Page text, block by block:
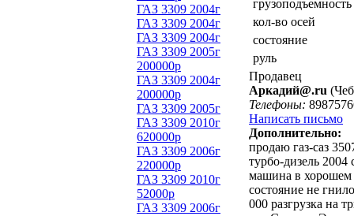
ГАЗ 3309 2004г
ГАЗ 3309 2004г
ГАЗ 3309 2004г
ГАЗ 3309 2005г
200000р
ГАЗ 3309 2004г
200000р
ГАЗ 3309 2005г
ГАЗ 3309 2010г
620000р
ГАЗ 3309 2006г
220000р
ГАЗ 3309 2010г
52000р
ГАЗ 3309 2006г
грузоподъемность
кол-во осей
состояние
руль
Продавец
Аркадий@.ru
Телефоны:
Написать письмо
Дополнительно:
продаю газ-саз
турбо-дизель 2004
машина в хорошем
состояние не
000 разгрузка на